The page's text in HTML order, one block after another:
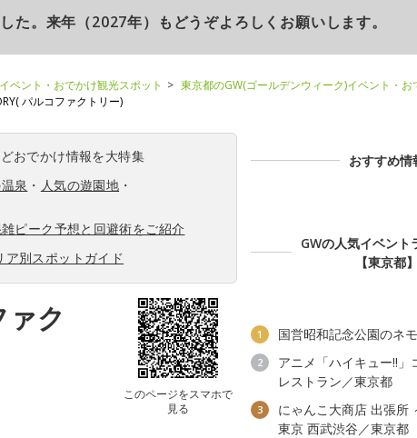
た。来年（2027年）もどうぞよろしくお願いします。
ベント・おでかけ観光スポット
東京都のGW(ゴールデンウィーク)イベント・お
パルコファクトリー)
おでかけ情報を大特集
泉 ・ 人気の遊園地 ・
ピーク予想と回避術をご紹介
別スポットガイド
ァク
このページをスマホで
見る
おすすめ情
GWの人気イベント
【東京都】
1 国営昭和記念公園のネ
2
アニメ「ハイキュー!!」
レストラン／東京都
3
にゃんこ大商店 出張所
東京 西武渋谷／東京都